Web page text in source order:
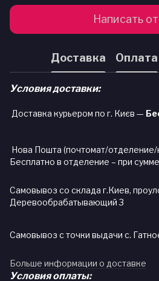
Написать
Доставка Оплата
Условия доставки:
Доставка курьером по г. Києв —
Нова Пошта (почтомат/отделение/
Бесплатно в отделение – при
Самовывоз со склада г.Киев,
Деревообрабатывающий 3
Самовывоз с точки выдачи с.
Больше информации о доставке
Условия оплаты: